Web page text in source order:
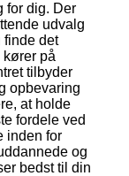
for dig. Der
udvalg
finde det
på
tilbyder
opbevaring
at holde
fordele ved
inden for
og
bedst til din